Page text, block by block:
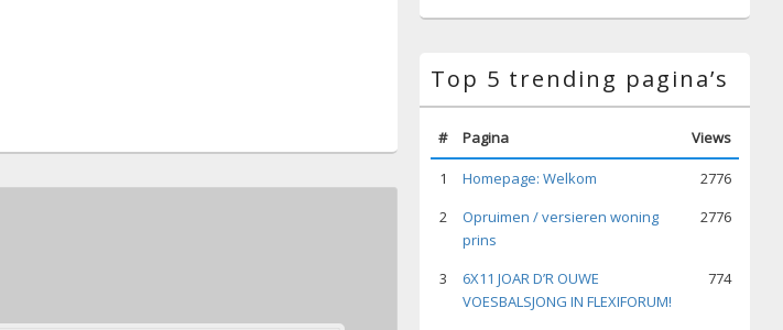
Top 5 trending pagina’s
# Pagina Views
1 Homepage: Welkom
2776
2
Opruimen / versieren woning
prins
2776
3
6X11 JOAR D’R OUWE
VOESBALSJONG IN FLEXIFORUM!
774